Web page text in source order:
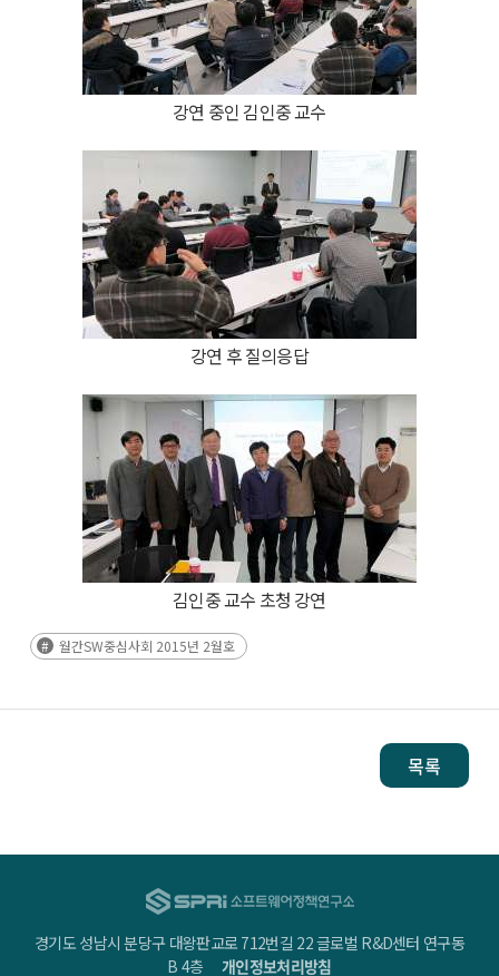
강연 중인 김인중 교수
강연 후 질의응답
김인중 교수 초청 강연
월간SW중심사회 2015년 2월호
목록
경기도 성남시 분당구 대왕판교로 712번길 22 글로벌 R&D센터 연구동
B 4층개인정보처리방침